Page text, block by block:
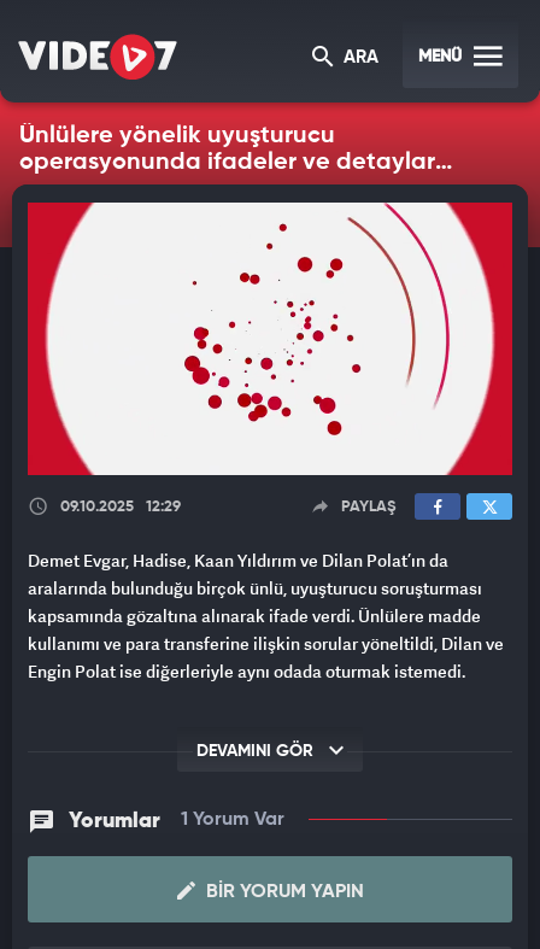
ARA MENÜ
Ünlülere yönelik uyuşturucu
operasyonunda ifadeler ve detaylar
ortaya çıktı
09.10.2025 12:29 PAYLAŞ
Demet Evgar, Hadise, Kaan Yıldırım ve Dilan Polat’ın da
aralarında bulunduğu birçok ünlü, uyuşturucu soruşturması
kapsamında gözaltına alınarak ifade verdi. Ünlülere madde
kullanımı ve para transferine ilişkin sorular yöneltildi, Dilan ve
Engin Polat ise diğerleriyle aynı odada oturmak istemedi.
DEVAMINI GÖR
Yorumlar 1 Yorum Var
BIR YORUM YAPIN